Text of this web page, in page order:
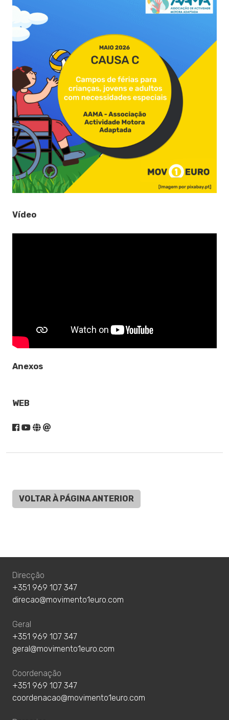
Vídeo
Anexos
WEB
VOLTAR À PÁGINA ANTERIOR
Direcção
+351 969 107 347
direcao@movimento1euro.com
Geral
+351 969 107 347
geral@movimento1euro.com
Coordenação
+351 969 107 347
coordenacao@movimento1euro.com